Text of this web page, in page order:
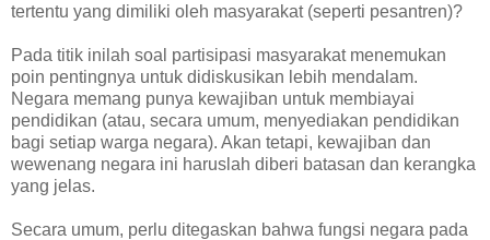
tertentu yang dimiliki oleh masyarakat (seperti pesantren)?
Pada titik inilah soal partisipasi masyarakat menemukan
poin pentingnya untuk didiskusikan lebih mendalam.
Negara memang punya kewajiban untuk membiayai
pendidikan (atau, secara umum, menyediakan pendidikan
bagi setiap warga negara). Akan tetapi, kewajiban dan
wewenang negara ini haruslah diberi batasan dan kerangka
yang jelas.
Secara umum, perlu ditegaskan bahwa fungsi negara pada